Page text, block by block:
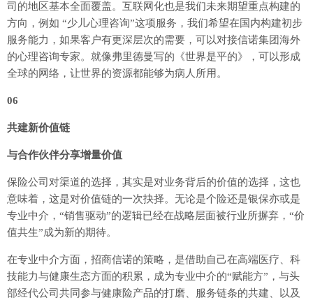
司的地区基本全面覆盖。互联网化也是我们未来期望重点构建的
方向，例如 “少儿心理咨询”这项服务，我们希望在国内构建初步
服务能力，如果客户有更深层次的需要，可以对接信诺集团海外
的心理咨询专家。就像弗里德曼写的《世界是平的》，可以形成
全球的网络，让世界的资源都能够为病人所用。
06
共建新价值链
与合作伙伴分享增量价值
保险公司对渠道的选择，其实是对业务背后的价值的选择，这也
意味着，这是对价值链的一次抉择。无论是个险还是银保亦或是
专业中介，“销售驱动”的逻辑已经在战略层面被行业所摒弃，“价
值共生”成为新的期待。
在专业中介方面，招商信诺的策略，是借助自己在高端医疗、科
技能力与健康生态方面的积累，成为专业中介的“赋能方”，与头
部经代公司共同参与健康险产品的打磨、服务链条的共建、以及